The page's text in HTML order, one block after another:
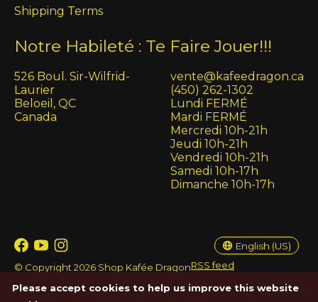
Shipping Terms
Notre Habileté : Te Faire Jouer!!!
526 Boul. Sir-Wilfrid-
Laurier
Beloeil, QC
Canada
vente@kafeedragon.ca
(450) 262-1302
Lundi FERMÉ
Mardi FERMÉ
Mercredi 10h-21h
Jeudi 10h-21h
Vendredi 10h-21h
Samedi 10h-17h
Dimanche 10h-17h
© Copyright 2026 Shop Kafée DragonRSS feed
English (US)
English (US)
Please accept cookies to help us improve this website